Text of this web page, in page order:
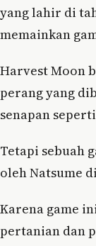
yang lahir di
memainkan
Harvest Moon
perang yang
senapan
Tetapi sebuah
oleh Natsume
Karena game
pertanian dan